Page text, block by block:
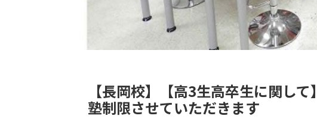
【長岡校】【高3生高卒生に関し
塾制限させていただきます